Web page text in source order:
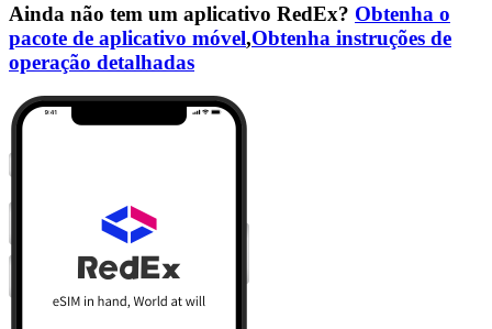
Ainda não tem um aplicativo RedEx? Obtenha o
pacote de aplicativo móvel,Obtenha instruções de
operação detalhadas